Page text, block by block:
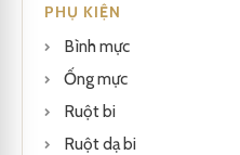
PHỤ KIỆN
Bình mực
Ống mực
Ruột bi
Ruột dạ bi